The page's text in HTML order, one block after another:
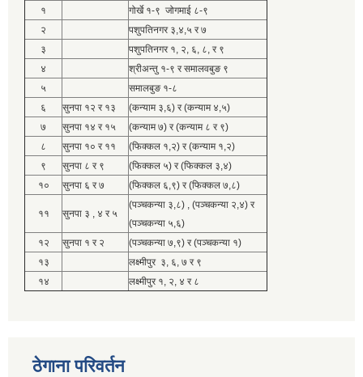
१
गोर्खे १-९ जोगमाई ८-९
२
पशुपतिनगर ३,४,५ र ७
३
पशुपतिनगर १, २, ६, ८, र ९
४
श्रीअन्तु १-९ र समालवबुङ ९
५
समालबुङ १-८
६
सुनपा १२ र १३
(कन्याम ३,६) र (कन्याम ४,५)
७
सुनपा १४ र १५
(कन्याम ७) र (कन्याम ८ र ९)
८
सुनपा १० र ११
(फिक्कल १,२) र (कन्याम १,२)
९
सुनपा ८ र ९
(फिक्कल ५) र (फिक्कल ३,४)
१०
सुनपा ६ र ७ (फिक्कल ६,९) र (फिक्कल ७,८)
११ सुनपा ३ , ४ र ५
(पञ्चकन्या ३,८) , (पञ्चकन्या २,४) र
(पञ्चकन्या ५,६)
१२
सुनपा १ र २
(पञ्चकन्या ७,९) र (पञ्चकन्या १)
१३
लक्ष्मीपुर ३, ६, ७ र ९
१४
लक्ष्मीपुर १, २, ४ र ८
ठेगाना परिवर्तन